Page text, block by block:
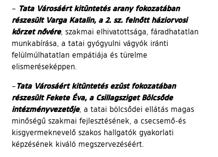
– Tata Városáért kitüntetés arany fokozatában
részesült Varga Katalin, a 2. sz. felnőtt háziorvosi
körzet nővére, szakmai elhivatottsága, fáradhatatlan
munkabírása, a tatai gyógyulni vágyók iránti
felülmúlhatatlan empátiája és türelme
elismeréseképpen.
–Tata Városáért kitüntetés ezüst fokozatában
részesült Fekete Éva, a Csillagsziget Bölcsőde
intézményvezetője, a tatai bölcsődei ellátás magas
minőségű szakmai fejlesztésének, a csecsemő-és
kisgyermeknevelő szakos hallgatók gyakorlati
képzésének kiváló megszervezéséért.